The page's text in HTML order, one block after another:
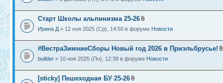
Старт Школы альпинизма 25-26
Ирина Д » 12 ноя 2025 (Ср), 14:50 в форуме Новости
#ВестраЗимниеСборы Новый год 2026 в Приэльбрусье!
builder » 10 ноя 2025 (Пн), 12:39 в форуме Новости
[sticky] Пешеходная БУ 25-26